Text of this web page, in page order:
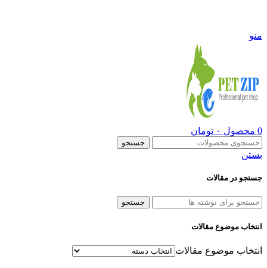
منو
0 محصول ۰ تومان
جستجو
بستن
جستجو در مقالات
جستجو
انتخاب موضوع مقالات
انتخاب موضوع مقالات